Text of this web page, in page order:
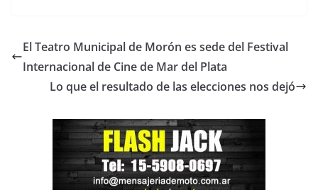
El Teatro Municipal de Morón es sede del Festival
Internacional de Cine de Mar del Plata
Lo que el resultado de las elecciones nos dejó